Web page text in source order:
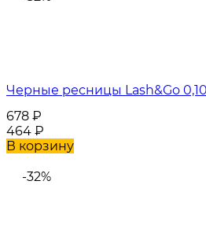
Черные ресницы Lash&Go
678 ₽
464 ₽
В корзину
-32%